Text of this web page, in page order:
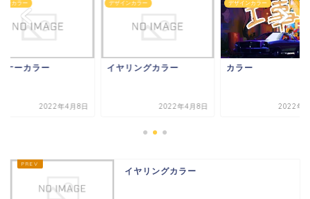
ンカラー
ナーカラー
2022年4月8日
デザインカラー
イヤリングカラー
2022年4月8日
デザインカラー
カラー
2022年4
イヤリングカラー
コンディショナートリー
トメント